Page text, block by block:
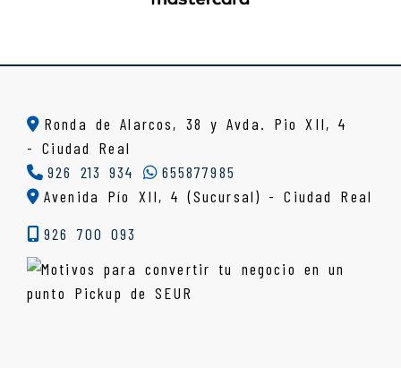
Ronda de Alarcos, 38 y Avda. Pio XII, 4
-Ciudad Real
926 213 934
655877985
Avenida Pío XII, 4 (Sucursal) - Ciudad Real
926 700 093